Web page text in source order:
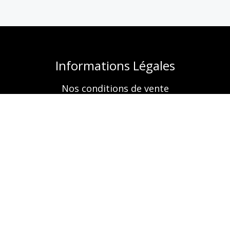
Informations Légales
Nos conditions de vente